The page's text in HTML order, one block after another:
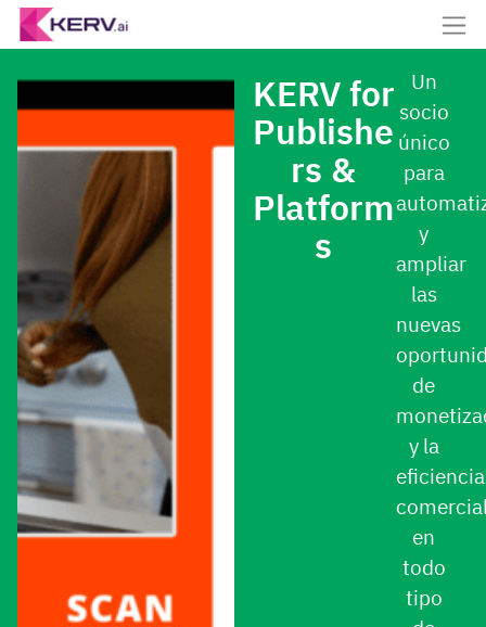
KERV for
Publishe
rs &
Platform
s
Un
socio
único
para
y
ampliar
las
nuevas
de
y la
eficiencia
en
todo
tipo